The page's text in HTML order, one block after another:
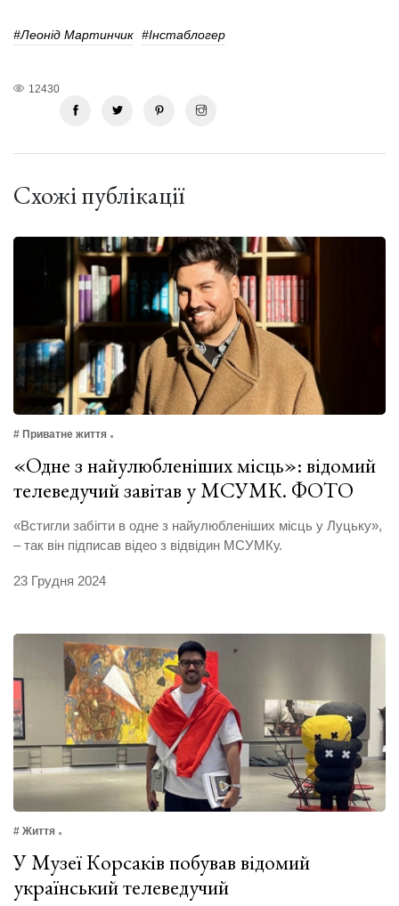
#Леонід Мартинчик #інстаблогер
12430
Схожі публікації
# Приватне життя
«Одне з найулюбленіших місць»: відомий
телеведучий завітав у МСУМК. ФОТО
«Встигли забігти в одне з найулюбленіших місць у Луцьку»,
– так він підписав відео з відвідин МСУМКу.
23 Грудня 2024
# Життя
У Музеї Корсаків побував відомий
український телеведучий